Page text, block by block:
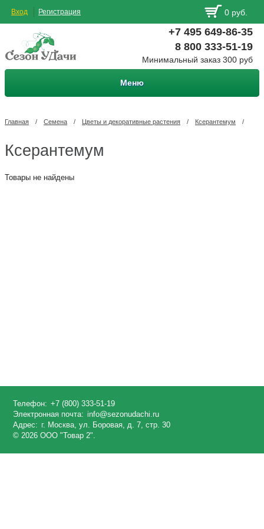
Вход Регистрация 0 руб.
+7 495 649-86-35
8 800 333-51-19
Минимальный заказ 300 руб
Меню
Главная / Семена / Цветы и декоративные растения / Ксерантемум /
Ксерантемум
Товары не найдены
Телефон: +7 (800) 333-51-19
Электронная почта: info@sezonudachi.ru
Адрес: г. Москва, ул. Боровая, д. 7, стр. 30
© 2026 ООО "Товар 2".